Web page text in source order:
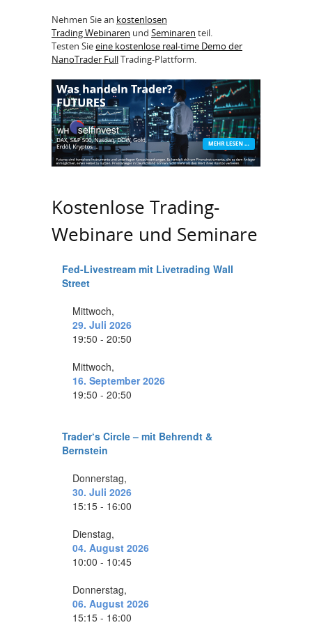
Nehmen Sie an kostenlosen
Trading Webinaren und Seminaren teil.
Testen Sieeine kostenlose real-time Demo der
NanoTrader FullTrading-Plattform.
Kostenlose Trading-
Webinare und Seminare